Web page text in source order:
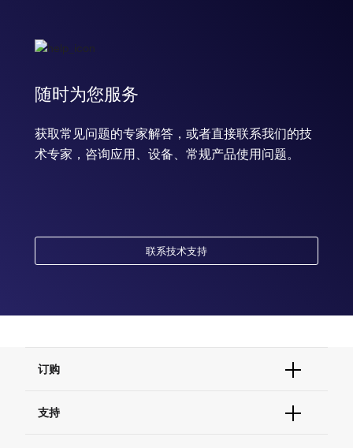
随时为您服务
获取常见问题的专家解答，或者直接联系我们的技
术专家，咨询应用、设备、常规产品使用问题。
联系技术支持
订购
订单支持
支持